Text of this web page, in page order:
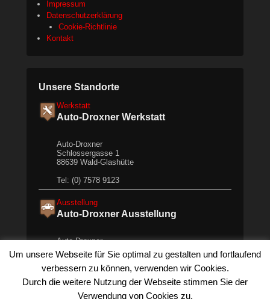
u
f
n
Impressum
Datenschutzerklärung
Cookie-Richtlinie
Kontakt
Unsere Standorte
Werkstatt
Auto-Droxner Werkstatt
Auto-Droxner
Schlossergasse 1
88639 Wald-Glashütte
Tel: (0) 7578 9123
Ausstellung
Auto-Droxner Ausstellung
Auto-Droxner
In der Au 3/1
72488 Sigmaringen
Tel: +49 (0) 7571 621 52
Um unsere Webseite für Sie optimal zu gestalten und fortlaufend
verbessern zu können, verwenden wir Cookies.
Durch die weitere Nutzung der Webseite stimmen Sie der
Verwendung von Cookies zu.
We are using cookies to give you the best experience on our